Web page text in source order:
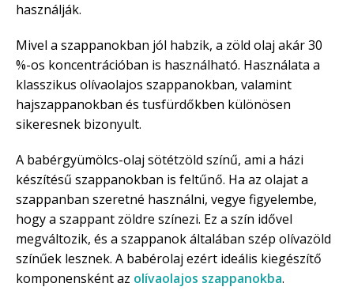
használják.
Mivel a szappanokban jól habzik, a zöld olaj akár 30
%-os koncentrációban is használható. Használata a
klasszikus olívaolajos szappanokban, valamint
hajszappanokban és tusfürdőkben különösen
sikeresnek bizonyult.
A babérgyümölcs-olaj sötétzöld színű, ami a házi
készítésű szappanokban is feltűnő. Ha az olajat a
szappanban szeretné használni, vegye figyelembe,
hogy a szappant zöldre színezi. Ez a szín idővel
megváltozik, és a szappanok általában szép olívazöld
színűek lesznek. A babérolaj ezért ideális kiegészítő
komponensként az olívaolajos szappanokba.